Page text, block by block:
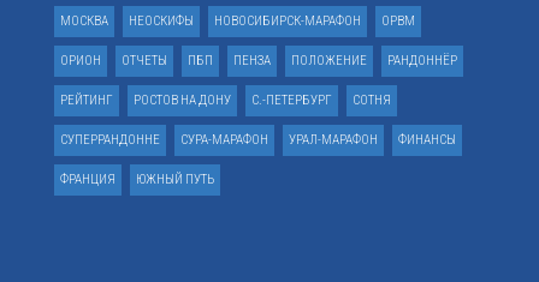
МОСКВА НЕОСКИФЫ НОВОСИБИРСК-МАРАФОН ОРВМ
ОРИОН ОТЧЕТЫ ПБП ПЕНЗА ПОЛОЖЕНИЕ РАНДОННЁР
РЕЙТИНГ РОСТОВ НА ДОНУ С.-ПЕТЕРБУРГ СОТНЯ
СУПЕРРАНДОННЕ СУРА-МАРАФОН УРАЛ-МАРАФОН ФИНАНСЫ
ФРАНЦИЯ ЮЖНЫЙ ПУТЬ